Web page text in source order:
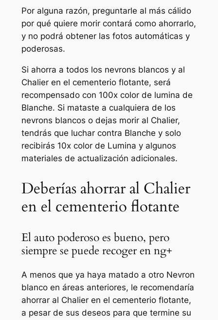
Por alguna razón, preguntarle al más cálido
por qué quiere morir contará como ahorrarlo,
y no podrá obtener las fotos automáticas y
poderosas.
Si ahorra a todos los nevrons blancos y al
Chalier en el cementerio flotante, será
recompensado con 100x color de lumina de
Blanche. Si mataste a cualquiera de los
nevrons blancos o dejas morir al Chalier,
tendrás que luchar contra Blanche y solo
recibirás 10x color de Lumina y algunos
materiales de actualización adicionales.
Deberías ahorrar al Chalier
en el cementerio flotante
El auto poderoso es bueno, pero
siempre se puede recoger en ng+
A menos que ya haya matado a otro Nevron
blanco en áreas anteriores, le recomendaría
ahorrar al Chalier en el cementerio flotante,
a pesar de sus deseos para que termine su